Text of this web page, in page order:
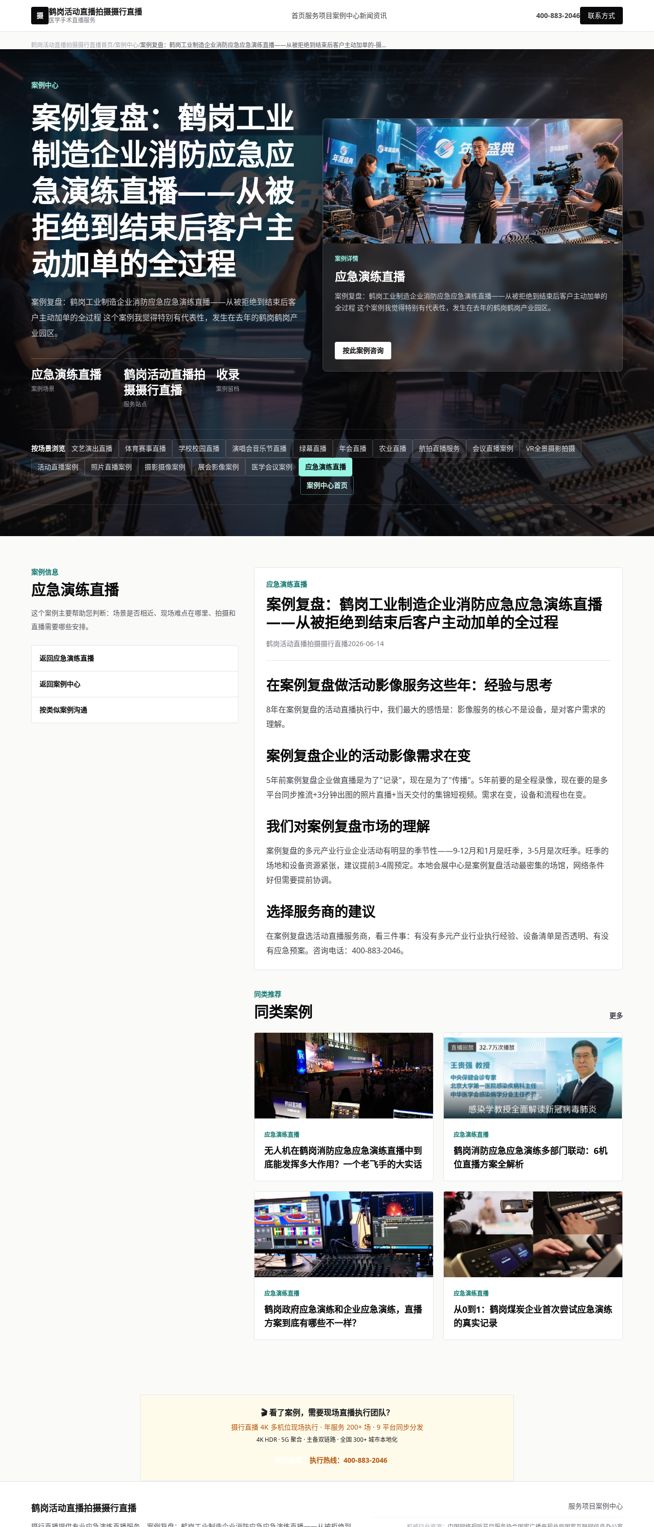
摄 鹤岗活动直播拍摄摄行直播
医学手术直播服务
首页服务项目案例中心新闻资讯 400-883-2046 联系方式
鹤岗活动直播拍摄摄行直播首页/案例中心/ 案例复盘：鹤岗工业制造企业消防应急应急演练直播——从被拒绝到结束后客户主动加单的-摄行直播
案例中心
案例复盘：鹤岗工业
制造企业消防应急应
急演练直播——从被
拒绝到结束后客户主
动加单的全过程
案例复盘：鹤岗工业制造企业消防应急应急演练直播——从被拒绝到结束后客
户主动加单的全过程 这个案例我觉得特别有代表性，发生在去年的鹤岗鹤岗产
业园区。
应急演练直播
案例场景
鹤岗活动直播拍
摄摄行直播
服务站点
收录
案例留档
案例详情
应急演练直播
案例复盘：鹤岗工业制造企业消防应急应急演练直播——从被拒绝到结束后客户主动加单的
全过程 这个案例我觉得特别有代表性，发生在去年的鹤岗鹤岗产业园区。
按此案例咨询
按场景浏览 文艺演出直播 体育赛事直播 学校校园直播 演唱会音乐节直播 绿幕直播 年会直播 农业直播 航拍直播服务 会议直播案例
VR全景摄影拍摄
活动直播案例
照片直播案例 摄影摄像案例 展会影像案例 医学会议案例
应急演练直播
案例中心首页
案例信息
应急演练直播
这个案例主要帮助您判断：场景是否相近、现场难点在哪里、拍摄和
直播需要哪些安排。
返回应急演练直播
返回案例中心
按类似案例沟通
应急演练直播
案例复盘：鹤岗工业制造企业消防应急应急演练直播
——从被拒绝到结束后客户主动加单的全过程
鹤岗活动直播拍摄摄行直播2026-06-14
在案例复盘做活动影像服务这些年：经验与思考
8年在案例复盘的活动直播执行中，我们最大的感悟是：影像服务的核心不是设备，是对客户需求的
理解。
案例复盘企业的活动影像需求在变
5年前案例复盘企业做直播是为了"记录"，现在是为了"传播"。5年前要的是全程录像，现在要的是多
平台同步推流+3分钟出图的照片直播+当天交付的集锦短视频。需求在变，设备和流程也在变。
我们对案例复盘市场的理解
案例复盘的多元产业行业企业活动有明显的季节性——9-12月和1月是旺季，3-5月是次旺季。旺季的
场地和设备资源紧张，建议提前3-4周预定。本地会展中心是案例复盘活动最密集的场馆，网络条件
好但需要提前协调。
选择服务商的建议
在案例复盘选活动直播服务商，看三件事：有没有多元产业行业执行经验、设备清单是否透明、有没
有应急预案。咨询电话：400-883-2046。
同类推荐
同类案例 更多
应急演练直播
无人机在鹤岗消防应急应急演练直播中到
底能发挥多大作用？一个老飞手的大实话
应急演练直播
鹤岗消防应急应急演练多部门联动：6机
位直播方案全解析
应急演练直播
鹤岗政府应急演练和企业应急演练，直播
方案到底有哪些不一样？
应急演练直播
从0到1：鹤岗煤炭企业首次尝试应急演练
的真实记录
🎬 看了案例，需要现场直播执行团队？
摄行直播 4K 多机位现场执行 · 年服务 200+ 场 · 9 平台同步分发
4K HDR · 5G 聚合 · 主备双链路 · 全国 300+ 城市本地化
执行热线：400-883-2046
鹤岗活动直播拍摄摄行直播 服务项目案例中心